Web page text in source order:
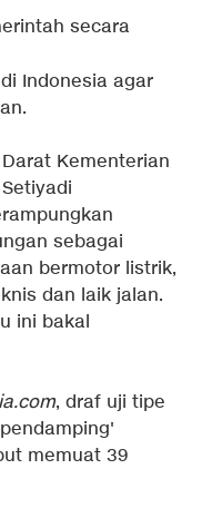
secara
di Indonesia agar
Kementerian
sebagai
bermotor listrik,
dan laik jalan.
ini bakal
, draf uji tipe
memuat 39